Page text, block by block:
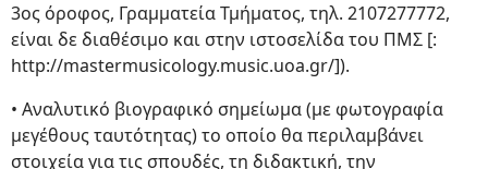
3ος όροφος, Γραμματεία Τμήματος, τηλ. 2107277772,
είναι δε διαθέσιμο και στην ιστοσελίδα του ΠΜΣ [:
http://mastermusicology.music.uoa.gr/]).
• Αναλυτικό βιογραφικό σημείωμα (με φωτογραφία
μεγέθους ταυτότητας) το οποίο θα περιλαμβάνει
στοιχεία για τις σπουδές, τη διδακτική, την